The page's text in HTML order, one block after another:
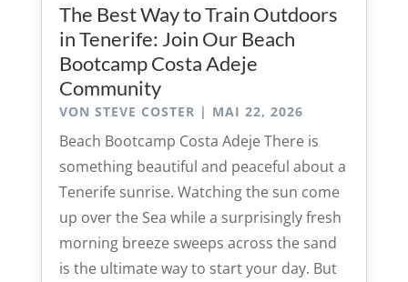
The Best Way to Train Outdoors
in Tenerife: Join Our Beach
Bootcamp Costa Adeje
Community
VON STEVE COSTER | MAI 22, 2026
Beach Bootcamp Costa Adeje There is
something beautiful and peaceful about a
Tenerife sunrise. Watching the sun come
up over the Sea while a surprisingly fresh
morning breeze sweeps across the sand
is the ultimate way to start your day. But